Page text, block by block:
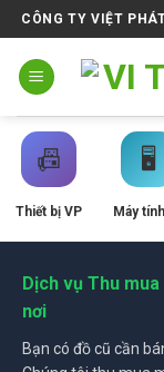
Skip
to
content
CÔNG TY VIỆT
📠
Thiết bị VP
🖥️
Máy
Dịch vụ Thu
nơi
Bạn có đồ cũ cần